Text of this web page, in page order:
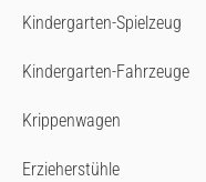
Kindergarten-Spielzeug
Kindergarten-Fahrzeuge
Krippenwagen
Erzieherstühle